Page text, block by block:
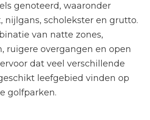
genoteerd, waaronder
nijlgans, scholekster en grutto.
van natte zones,
ruigere overgangen en open
dat veel verschillende
leefgebied vinden op
golfparken.